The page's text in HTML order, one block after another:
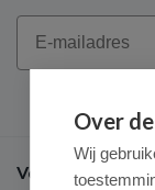
Email
Veel gestelde
Over
Wij